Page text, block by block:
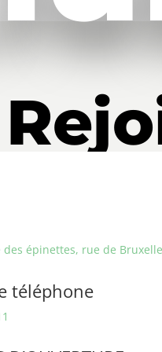
épinettes, rue de
téléphone